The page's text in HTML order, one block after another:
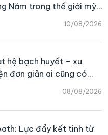
10/08/2026
Năm trong thế giới mỹ
CHANEL
08/08/2026
hệ bạch huyết – xu
đơn giản ai cũng có
Lực đẩy kết tinh từ